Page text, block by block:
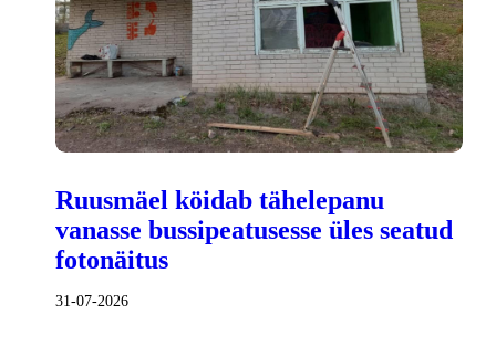
Ruusmäel köidab tähelepanu
vanasse bussipeatusesse üles seatud
fotonäitus
31-07-2026